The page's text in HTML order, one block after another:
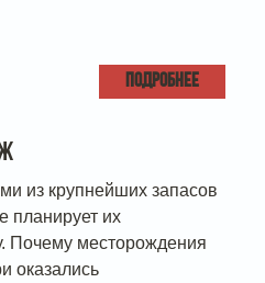
ПОДРОБНЕЕ
из крупнейших запасов
планирует их
месторождения
оказались